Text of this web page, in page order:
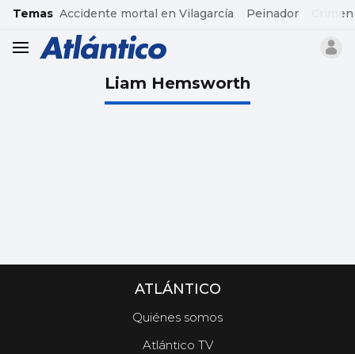
common.go-to-content
Temas Accidente mortal en Vilagarcía Peinador
header.menu.open
Liam Hemsworth
ATLÁNTICO
Quiénes somos
Atlántico TV